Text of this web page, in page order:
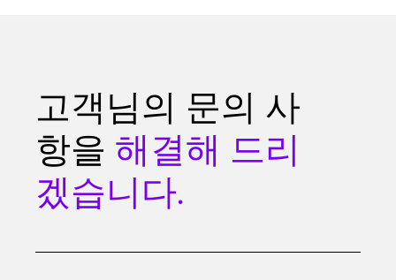
고객님의 문의 사
항을 해결해 드리
겠습니다.